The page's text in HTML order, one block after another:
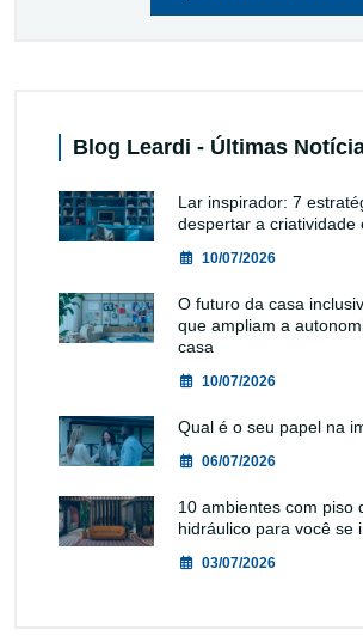
Blog Leardi - Últimas
Lar inspirador: 7
despertar a criatividade
10/07/2026
O futuro da casa
que ampliam a
casa
10/07/2026
Qual é o seu papel na
06/07/2026
10 ambientes com piso
hidráulico para você se
03/07/2026